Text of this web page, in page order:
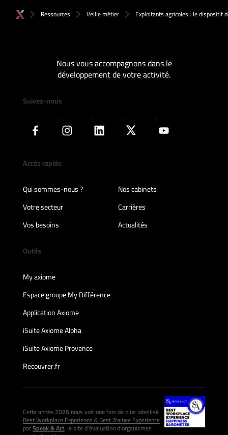
Ressources Veille métier Exploitants agricoles : le dispositif
Nous vous accompagnons dans le
développement de votre activité.
Suivez-nous
Accès rapide
Qui sommes-nous ?
Nos cabinets
Votre secteur
Carrières
Vos besoins
Actualités
Outils
My axiome
Espace groupe My Différence
Application Axiome
iSuite Axiome Alpha
iSuite Axiome Provence
Recouvrer.fr
Cette année 2026 nous voit une fois de plus labellisé
Best Workplace Experience & Best Trainee Experience
parSpeak & Act, le site d’évaluation d’organismes